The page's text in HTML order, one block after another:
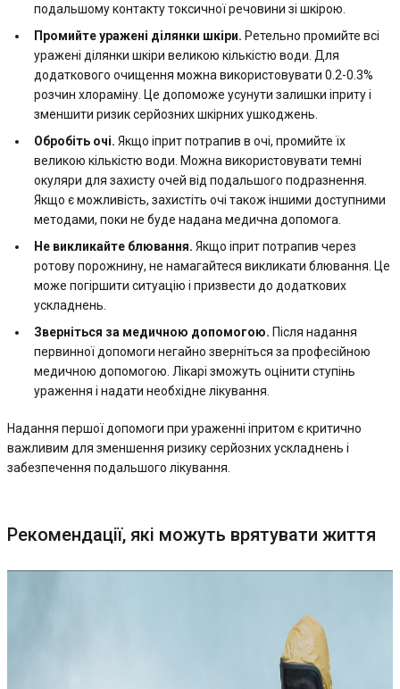
подальшому контакту токсичної речовини зі шкірою.
Промийте уражені ділянки шкіри. Ретельно промийте всі
уражені ділянки шкіри великою кількістю води. Для
додаткового очищення можна використовувати 0.2-0.3%
розчин хлораміну. Це допоможе усунути залишки іприту і
зменшити ризик серйозних шкірних ушкоджень.
Обробіть очі. Якщо іприт потрапив в очі, промийте їх
великою кількістю води. Можна використовувати темні
окуляри для захисту очей від подальшого подразнення.
Якщо є можливість, захистіть очі також іншими доступними
методами, поки не буде надана медична допомога.
Не викликайте блювання. Якщо іприт потрапив через
ротову порожнину, не намагайтеся викликати блювання. Це
може погіршити ситуацію і призвести до додаткових
ускладнень.
Зверніться за медичною допомогою. Після надання
первинної допомоги негайно зверніться за професійною
медичною допомогою. Лікарі зможуть оцінити ступінь
ураження і надати необхідне лікування.
Надання першої допомоги при ураженні іпритом є критично
важливим для зменшення ризику серйозних ускладнень і
забезпечення подальшого лікування.
Рекомендації, які можуть врятувати життя